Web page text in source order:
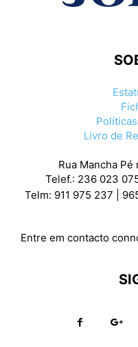
Livro de
Rua Mancha
Telef.: 236 023
Telm: 911 975 237 |
Entre em contacto